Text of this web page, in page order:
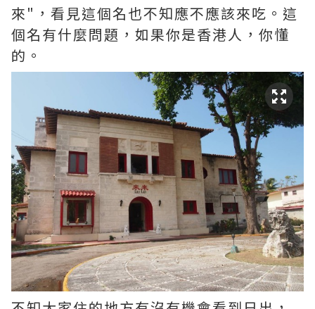
來"，看見這個名也不知應不應該來吃。這
個名有什麼問題，如果你是香港人，你懂
的。